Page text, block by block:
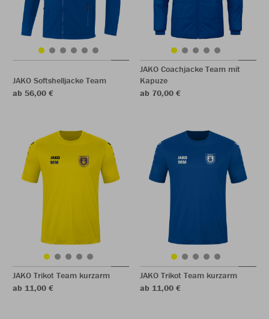
JAKO Softshelljacke Team
ab 56,00 €
JAKO Coachjacke Team mit
Kapuze
ab 70,00 €
JAKO Trikot Team kurzarm
ab 11,00 €
JAKO Trikot Team kurzarm
ab 11,00 €